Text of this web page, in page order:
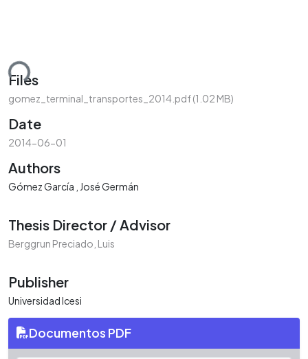
Files
gomez_terminal_transportes_2014.pdf(1.02 MB)
Date
2014-06-01
Authors
Gómez García , José Germán
Thesis Director / Advisor
Berggrun Preciado, Luis
Publisher
Universidad Icesi
Documentos PDF